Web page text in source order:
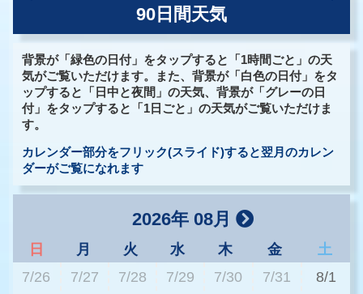
90日間天気
背景が「緑色の日付」をタップすると「1時間ごと」の天
気がご覧いただけます。また、背景が「白色の日付」をタ
ップすると「日中と夜間」の天気、背景が「グレーの日
付」をタップすると「1日ごと」の天気がご覧いただけま
す。
カレンダー部分をフリック(スライド)すると翌月のカレン
ダーがご覧になれます
2026年 08月
日 月 火 水 木 金
土
7/26
7/27 7/28 7/29 7/30 7/31 8/1